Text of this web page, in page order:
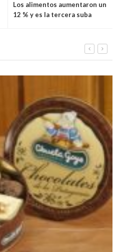
Los alimentos aumentaron un
12 % y es la tercera suba